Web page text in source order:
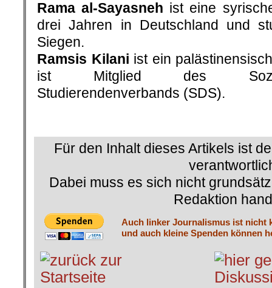
Rama al-Sayasneh ist eine
drei Jahren in Deutschland und
Siegen.
Ramsis Kilani ist ein
ist Mitglied des
Studierendenverbands (SDS).
Für den Inhalt dieses Artikels ist
Dabei muss es sich nicht
Redaktion
Auch linker Journalismus ist nicht
und auch kleine Spenden können